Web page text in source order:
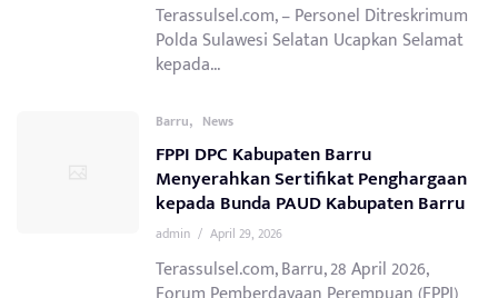
Terassulsel.com, – Personel Ditreskrimum
Polda Sulawesi Selatan Ucapkan Selamat
kepada...
Barru, News
FPPI DPC Kabupaten Barru
Menyerahkan Sertifikat Penghargaan
kepada Bunda PAUD Kabupaten Barru
admin / April 29, 2026
Terassulsel.com, Barru, 28 April 2026,